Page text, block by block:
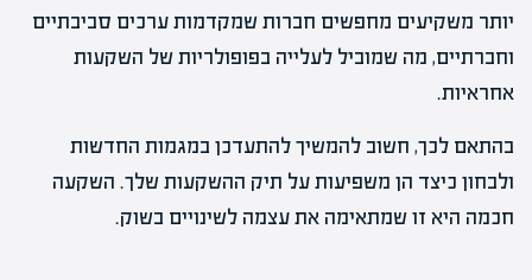
יותר משקיעים מחפשים חברות שמקדמות ערכים סביבתיים
וחברתיים, מה שמוביל לעלייה בפופולריות של השקעות
אחראיות.
בהתאם לכך, חשוב להמשיך להתעדכן במגמות החדשות
ולבחון כיצד הן משפיעות על תיק ההשקעות שלך. השקעה
חכמה היא זו שמתאימה את עצמה לשינויים בשוק.